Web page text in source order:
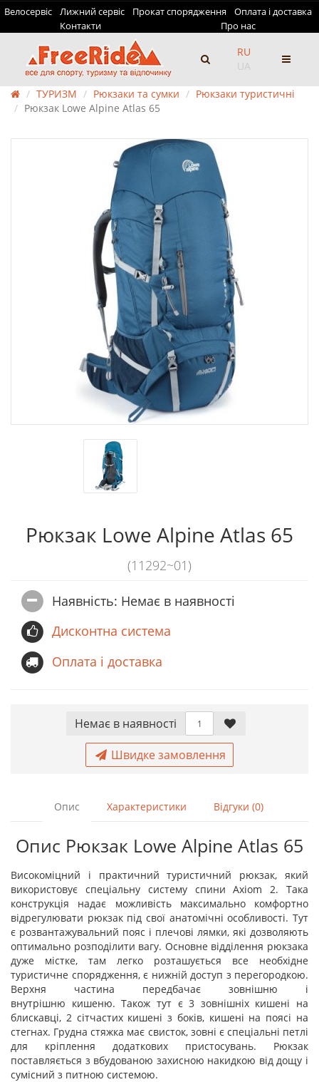
Велосервіс Лижний сервіс Прокат спорядження
Оплата і доставка
Контакти
Про нас
RU
UA
ТУРИЗМ Рюкзаки та сумки
Рюкзаки туристичні
Рюкзак Lowe Alpine Atlas 65
Рюкзак Lowe Alpine Atlas 65
(11292~01)
Наявність: Немає в наявностi
Дисконтна система
Оплата і доставка
Немає в наявностi
Швидке замовлення
Опис Характеристики Відгуки (0)
Опис Рюкзак Lowe Alpine Atlas 65
Високоміцний і практичний туристичний рюкзак, який
використовує спеціальну систему спини Axiom 2. Така
конструкція надає можливість максимально комфортно
відрегулювати рюкзак під свої анатомічні особливості. Тут
є розвантажувальний пояс і плечові лямки, які дозволяють
оптимально розподілити вагу. Основне відділення рюкзака
дуже містке, там легко розташується все необхідне
туристичне спорядження, є нижній доступ з перегородкою.
Верхня частина передбачає зовнішню і
внутрішню кишеню. Також тут є 3 зовнішніх кишені на
блискавці, 2 сітчастих кишені з боків, кишені на поясі на
стегнах. Грудна стяжка має свисток, зовні є спеціальні петлі
для кріплення додаткових пристосувань. Рюкзак
поставляється з вбудованою захисною накидкою від дощу і
сумісний з питною системою.